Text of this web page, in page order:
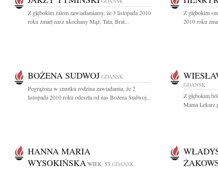
Z głębokim żalem zawiadamiamy, że 3 listopada 2010
roku zmarł nasz ukochany Mąż, Tata, Brat...
Z głębokim
2010 roku
BOŻENA SUDWOJ GDAŃSK
Pogrążona w smutku rodzina zawiadamia, że 2
listopada 2010 roku odeszła od nas Bożena Sudwoj...
GDAŃSK
Z głębokim
Mama Lekarz
HANNA MARIA
WYSOKIŃSKA WIEK: 53 GDAŃSK